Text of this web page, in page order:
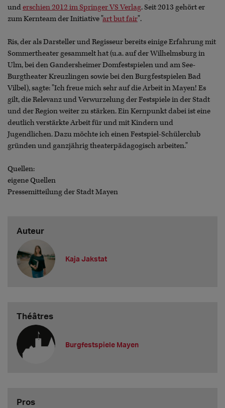
underschien 2012 im Springer VS Verlag. Seit 2013 gehört er
zum Kernteam der Initiative "art but fair".
Ris, der als Darsteller und Regisseur bereits einige Erfahrung mit
Sommertheater gesammelt hat (u.a. auf der Wilhelmsburg in
Ulm, bei den Gandersheimer Domfestspielen und am See-
Burgtheater Kreuzlingen sowie bei den Burgfestspielen Bad
Vilbel), sagte: "Ich freue mich sehr auf die Arbeit in Mayen! Es
gilt, die Relevanz und Verwurzelung der Festspiele in der Stadt
und der Region weiter zu stärken. Ein Kernpunkt dabei ist eine
deutlich verstärkte Arbeit für und mit Kindern und
Jugendlichen. Dazu möchte ich einen Festspiel-Schülerclub
gründen und ganzjährig theaterpädagogisch arbeiten."
Quellen:
eigene Quellen
Pressemitteilung der Stadt Mayen
Auteur
Kaja Jakstat
Théâtres
Burgfestspiele Mayen
Pros